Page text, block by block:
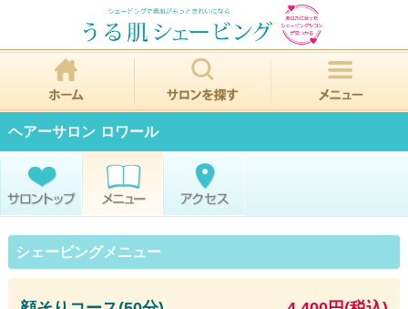
ヘアーサロン ロワール
シェービングメニュー